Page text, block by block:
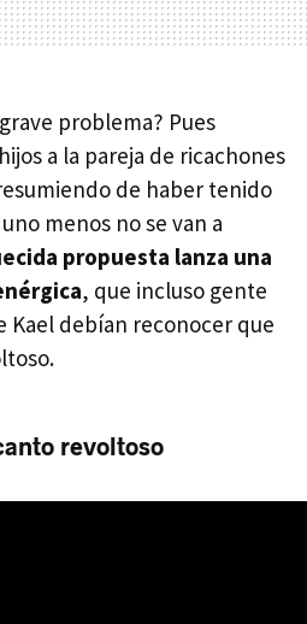
problema? Pues
a la pareja de ricachones
de haber tenido
menos no se van a
propuesta lanza una
, que incluso gente
Kael debían reconocer que
revoltoso